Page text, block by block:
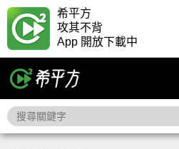
希平方
攻其不背
App 開放下載中